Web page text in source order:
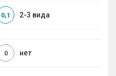
2-3 вида
0,1
нет
0